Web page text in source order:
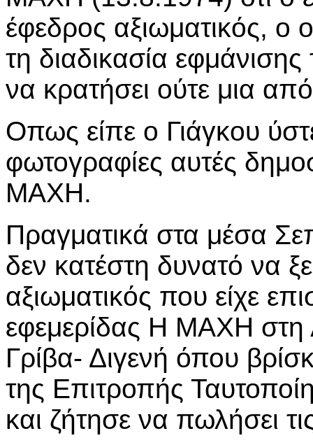
έφεδρος αξιωματικός, ο
τη διαδικασία
να κρατήσει ούτε μια
Οπως είπε ο Γιάγκου
φωτογραφίες αυτές
ΜΑΧΗ.
Πραγματικά στα μέσα
δεν κατέστη δυνατό να
αξιωματικός που είχε
εφεμερίδας Η ΜΑΧΗ
Γρίβα- Διγενή όπου
της Επιτροπής
και ζήτησε να πωλήσει